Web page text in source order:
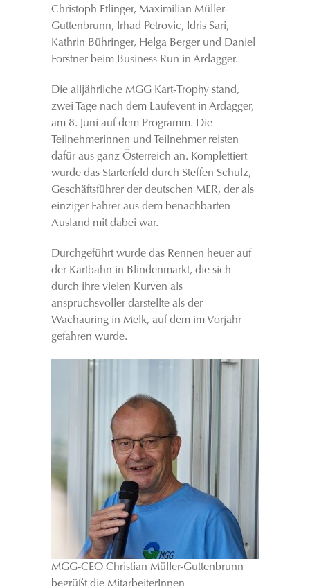
Christoph Etlinger, Maximilian Müller-
Guttenbrunn, Irhad Petrovic, Idris Sari,
Kathrin Bühringer, Helga Berger und Daniel
Forstner beim Business Run in Ardagger.
Die alljährliche MGG Kart-Trophy stand,
zwei Tage nach dem Laufevent in Ardagger,
am 8. Juni auf dem Programm. Die
Teilnehmerinnen und Teilnehmer reisten
dafür aus ganz Österreich an. Komplettiert
wurde das Starterfeld durch Steffen Schulz,
Geschäftsführer der deutschen MER, der als
einziger Fahrer aus dem benachbarten
Ausland mit dabei war.
Durchgeführt wurde das Rennen heuer auf
der Kartbahn in Blindenmarkt, die sich
durch ihre vielen Kurven als
anspruchsvoller darstellte als der
Wachauring in Melk, auf dem im Vorjahr
gefahren wurde.
MGG-CEO Christian Müller-Guttenbrunn